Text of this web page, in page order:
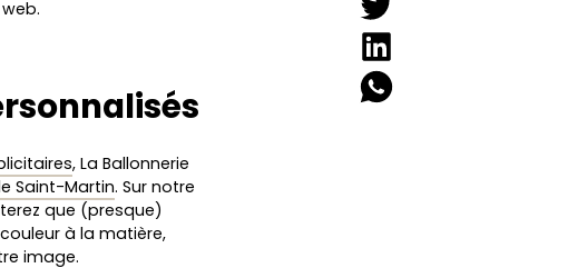
, La Ballonnerie
Saint-Martin. Sur notre
que (presque)
à la matière,
image.